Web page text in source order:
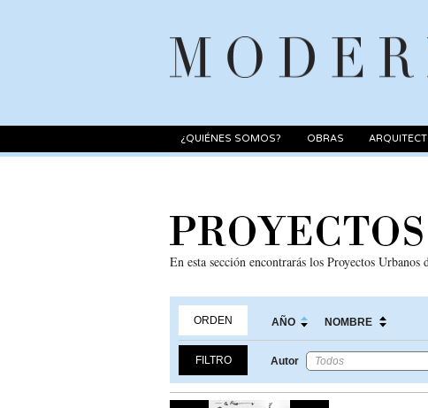
¿QUIÉNES SOMOS? OBRAS
En esta sección encontrarás los Proyectos
ORDEN AÑO NOMBRE
FILTRO Autor